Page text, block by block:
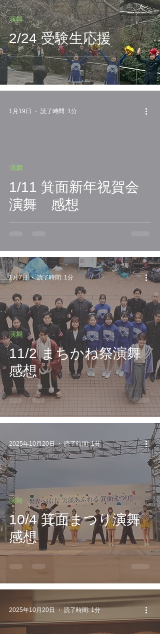
2/24 受験生応援
演舞
1/11 箕面新年祝賀会
演舞 感想
演舞
1月19日 読了時間: 1分
11/2 まちかね祭演舞
感想
演舞
1月7日 読了時間: 1分
10/4 箕面まつり演舞
感想
演舞
2025年10月20日 読了時間: 1分
2025年10月20日 読了時間: 1分